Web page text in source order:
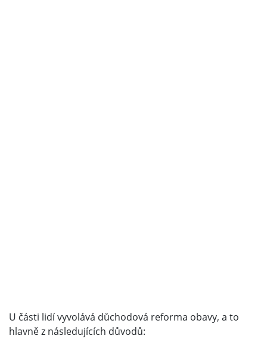
U části lidí vyvolává důchodová reforma obavy, a to
hlavně z následujících důvodů: